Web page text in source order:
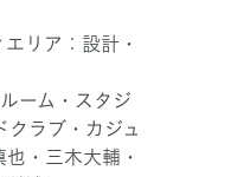
エリア：設計・
ーム・スタジ
クラブ・カジュ
也・三木大輔・